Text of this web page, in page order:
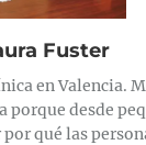
Fuster
en Valencia.
desde
qué las